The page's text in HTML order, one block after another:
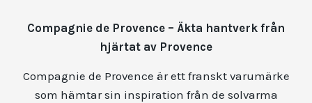
Compagnie de Provence – Äkta hantverk från
hjärtat av Provence
Compagnie de Provence är ett franskt varumärke
som hämtar sin inspiration från de solvarma